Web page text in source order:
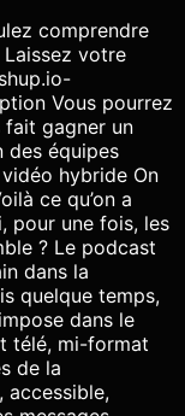
comprendre
votre
Vous pourrez
fait gagner un
des équipes
hybride On
ce qu’on a
pour une fois, les
? Le podcast
dans la
quelque temps,
dans le
télé, mi-format
de la
accessible,